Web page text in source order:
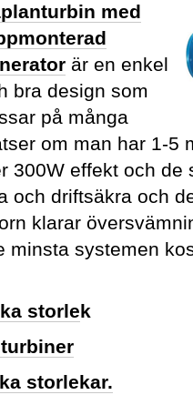
med
är en enkel
bra design som
på många
om man har 1-5
300W effekt och de
och driftsäkra och
klarar
minsta systemen
storlek
storlekar.